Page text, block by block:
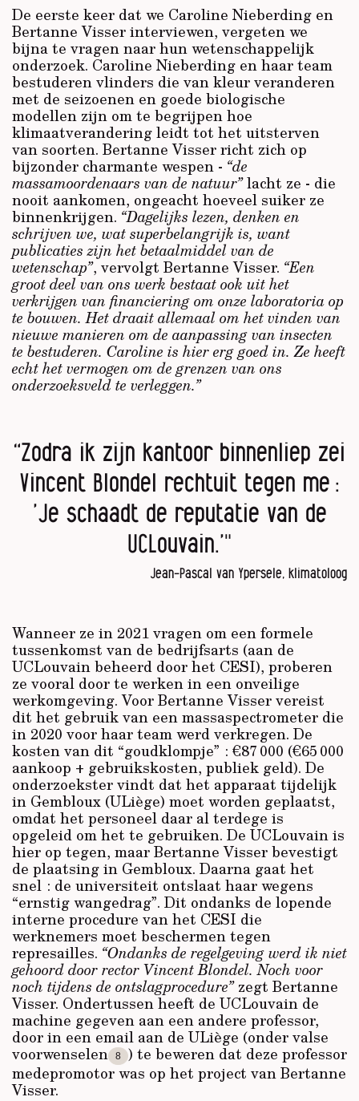
De eerste keer dat we Caroline Nieberding en
Bertanne Visser interviewen, vergeten we
bijna te vragen naar hun wetenschappelijk
onderzoek. Caroline Nieberding en haar team
bestuderen vlinders die van kleur veranderen
met de seizoenen en goede biologische
modellen zijn om te begrijpen hoe
klimaatverandering leidt tot het uitsterven
van soorten. Bertanne Visser richt zich op
bijzonder charmante wespen - “de
massamoordenaars van de natuur”lacht ze - die
nooit aankomen, ongeacht hoeveel suiker ze
binnenkrijgen. “Dagelijks lezen, denken en
schrijven we, wat superbelangrijk is, want
publicaties zijn het betaalmiddel van de
wetenschap”, vervolgt Bertanne Visser. “Een
groot deel van ons werk bestaat ook uit het
verkrijgen van financiering om onze laboratoria op
te bouwen. Het draait allemaal om het vinden van
nieuwe manieren om de aanpassing van insecten
te bestuderen. Caroline is hier erg goed in. Ze heeft
echt het vermogen om de grenzen van ons
onderzoeksveld te verleggen.”
“Zodra ik zijn kantoor binnenliep zei
Vincent Blondel rechtuit tegen me :
’Je schaadt de reputatie van de
UCLouvain.’"
Jean-Pascal van Ypersele, klimatoloog
Wanneer ze in 2021 vragen om een formele
tussenkomst van de bedrijfsarts (aan de
UCLouvain beheerd door het CESI), proberen
ze vooral door te werken in een onveilige
werkomgeving. Voor Bertanne Visser vereist
dit het gebruik van een massaspectrometer die
in 2020 voor haar team werd verkregen. De
kosten van dit “goudklompje” : €87 000 (€65 000
aankoop + gebruikskosten, publiek geld). De
onderzoekster vindt dat het apparaat tijdelijk
in Gembloux (ULiège) moet worden geplaatst,
omdat het personeel daar al terdege is
opgeleid om het te gebruiken. De UCLouvain is
hier op tegen, maar Bertanne Visser bevestigt
de plaatsing in Gembloux. Daarna gaat het
snel : de universiteit ontslaat haar wegens
“ernstig wangedrag”. Dit ondanks de lopende
interne procedure van het CESI die
werknemers moet beschermen tegen
represailles. “Ondanks de regelgeving werd ik niet
gehoord door rector Vincent Blondel. Noch voor
noch tijdens de ontslagprocedure”zegt Bertanne
Visser. Ondertussen heeft de UCLouvain de
machine gegeven aan een andere professor,
door in een email aan de ULiège (onder valse
voorwenselen
8
) te beweren dat deze professor
medepromotor was op het project van Bertanne
Visser.